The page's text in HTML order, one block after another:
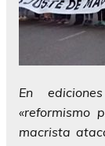
En
«reformismo
macrista